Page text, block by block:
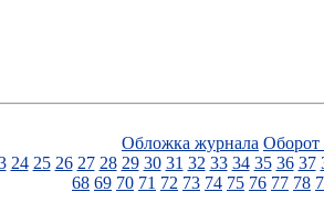
Обложка журнала Оборот
24 25 26 27 28 29 30 31 32 33 34 35 36 37
68 69 70 71 72 73 74 75 76 77 78